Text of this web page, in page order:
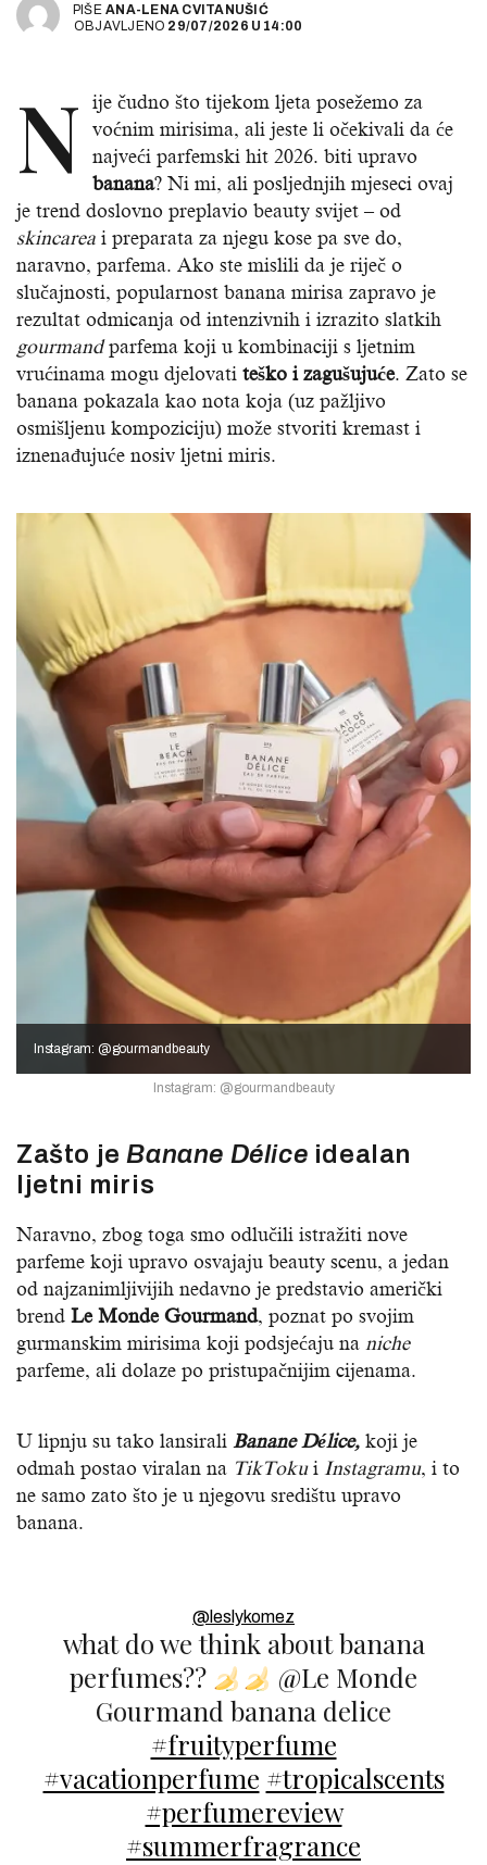
PIŠEANA-LENA CVITANUŠIĆ
OBJAVLJENO 29/07/2026 U 14:00
N
ije čudno što tijekom ljeta posežemo za
voćnim mirisima, ali jeste li očekivali da će
najveći parfemski hit 2026. biti upravo
banana? Ni mi, ali posljednjih mjeseci ovaj
je trend doslovno preplavio beauty svijet – od
skincarea i preparata za njegu kose pa sve do,
naravno, parfema. Ako ste mislili da je riječ o
slučajnosti, popularnost banana mirisa zapravo je
rezultat odmicanja od intenzivnih i izrazito slatkih
gourmandparfema koji u kombinaciji s ljetnim
vrućinama mogu djelovati teško i zagušujuće. Zato se
banana pokazala kao nota koja (uz pažljivo
osmišljenu kompoziciju) može stvoriti kremast i
iznenađujuće nosiv ljetni miris.
Instagram: @gourmandbeauty
Instagram: @gourmandbeauty
Zašto je Banane Délice idealan
ljetni miris
Naravno, zbog toga smo odlučili istražiti nove
parfeme koji upravo osvajaju beauty scenu, a jedan
od najzanimljivijih nedavno je predstavio američki
brend Le Monde Gourmand, poznat po svojim
gurmanskim mirisima koji podsjećaju na niche
parfeme, ali dolaze po pristupačnijim cijenama.
U lipnju su tako lansirali Banane Délice, koji je
odmah postao viralan na TikTokui Instagramu, i to
ne samo zato što je u njegovu središtu upravo
banana.
@leslykomez
what do we think about banana
perfumes??
@Le Monde
Gourmand banana delice
#fruityperfume
#vacationperfume #tropicalscents
#perfumereview
#summerfragrance